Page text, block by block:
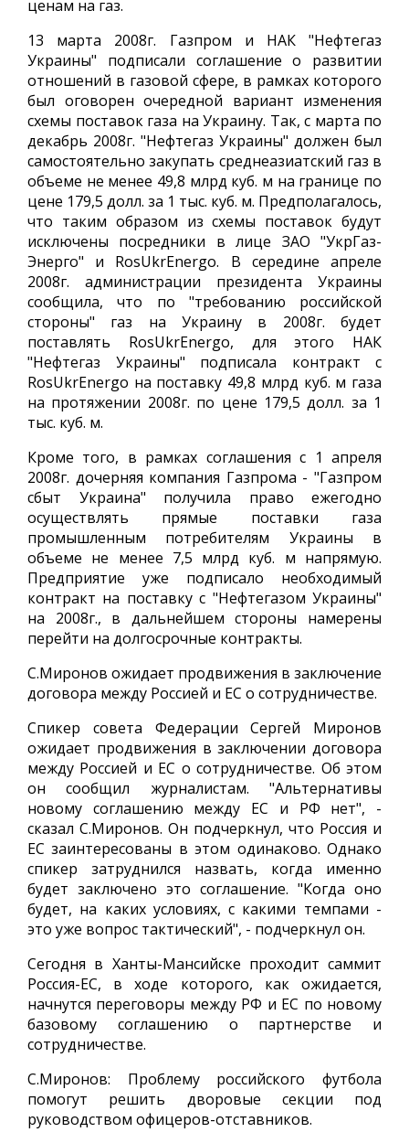
ценам на газ.
13 марта 2008г. Газпром и НАК "Нефтегаз
Украины" подписали соглашение о развитии
отношений в газовой сфере, в рамках которого
был оговорен очередной вариант изменения
схемы поставок газа на Украину. Так, с марта по
декабрь 2008г. "Нефтегаз Украины" должен был
самостоятельно закупать среднеазиатский газ в
объеме не менее 49,8 млрд куб. м на границе по
цене 179,5 долл. за 1 тыс. куб. м. Предполагалось,
что таким образом из схемы поставок будут
исключены посредники в лице ЗАО "УкрГаз-
Энерго" и RosUkrEnergo. В середине апреле
2008г. администрации президента Украины
сообщила, что по "требованию российской
стороны" газ на Украину в 2008г. будет
поставлять RosUkrEnergo, для этого НАК
"Нефтегаз Украины" подписала контракт с
RosUkrEnergo на поставку 49,8 млрд куб. м газа
на протяжении 2008г. по цене 179,5 долл. за 1
тыс. куб. м.
Кроме того, в рамках соглашения с 1 апреля
2008г. дочерняя компания Газпрома - "Газпром
сбыт Украина" получила право ежегодно
осуществлять прямые поставки газа
промышленным потребителям Украины в
объеме не менее 7,5 млрд куб. м напрямую.
Предприятие уже подписало необходимый
контракт на поставку с "Нефтегазом Украины"
на 2008г., в дальнейшем стороны намерены
перейти на долгосрочные контракты.
С.Миронов ожидает продвижения в заключение
договора между Россией и ЕС о сотрудничестве.
Спикер совета Федерации Сергей Миронов
ожидает продвижения в заключении договора
между Россией и ЕС о сотрудничестве. Об этом
он сообщил журналистам. "Альтернативы
новому соглашению между ЕС и РФ нет", -
сказал С.Миронов. Он подчеркнул, что Россия и
ЕС заинтересованы в этом одинаково. Однако
спикер затруднился назвать, когда именно
будет заключено это соглашение. "Когда оно
будет, на каких условиях, с какими темпами -
это уже вопрос тактический", - подчеркнул он.
Сегодня в Ханты-Мансийске проходит саммит
Россия-ЕС, в ходе которого, как ожидается,
начнутся переговоры между РФ и ЕС по новому
базовому соглашению о партнерстве и
сотрудничестве.
С.Миронов: Проблему российского футбола
помогут решить дворовые секции под
руководством офицеров-отставников.